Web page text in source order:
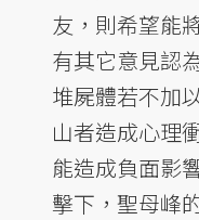
友，則希望能
有其它意見認
堆屍體若不加
山者造成心理
能造成負面影
擊下，聖母峰